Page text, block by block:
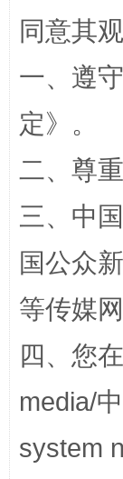
阿坝
同意其
一、遵
定》。
二、尊
三、中
国公众
等传媒
四、您
media/
system